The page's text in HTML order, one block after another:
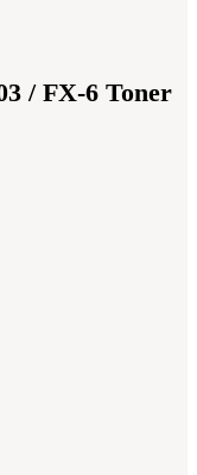
/ FX-6 Toner